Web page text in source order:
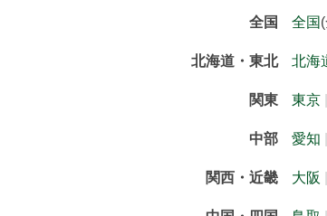
全国 全国
北海道・東北 北海
関東 東京
中部 愛知
関西・近畿 大阪